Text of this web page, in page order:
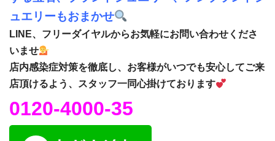
ュエリーもおまかせ
LINE、フリーダイヤルからお気軽にお問い合わせくださ
いませ
店内感染症対策を徹底し、お客様がいつでも安心してご来
店頂けるよう、スタッフ一同心掛けております
0120-4000-35